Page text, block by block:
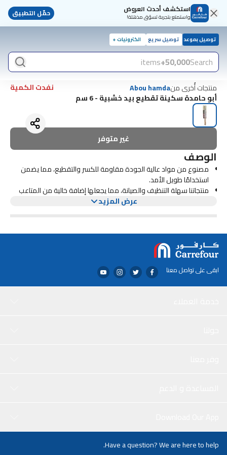
استكشف أحدث العروض
واستمتع بتجربة تسوّق مذهلة! حمّل التطبيق
توصيل بموعد توصيل سريع الكترونيات +
Search
50,000+
items
منتجات أُخرى منAbou hamda
نفدت الكمية
أبو حامدة سكينة تقطيع بيد خشبية - 6 سم
غير متوفر
الوصف
مصنوع من مواد عالية الجودة مقاومة للكسر والتقطيع، مما يضمن
استخدامًا طويل الأمد.
منتجاتنا سهلة التنظيف والصيانة، مما يجعلها إضافة خالية من المتاعب
عرض المزيد
ابقى على تواصل معنا
Have a question? We are here to help.